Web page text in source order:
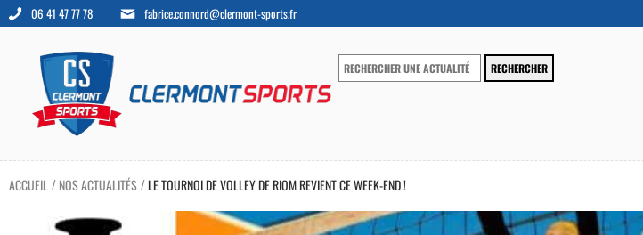
06 41 47 77 78 fabrice.connord@clermont-sports.fr
ACCUEIL / NOS ACTUALITÉS/LE TOURNOI DE VOLLEY DE RIOM REVIENT CE WEEK-END !